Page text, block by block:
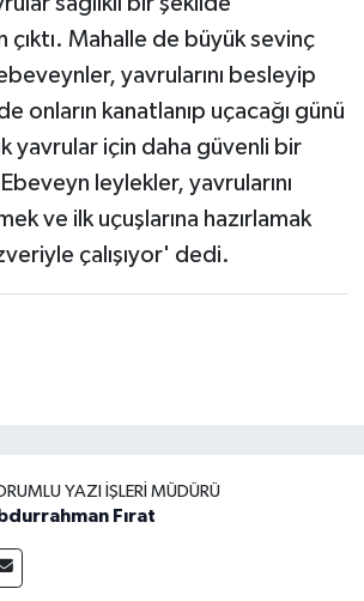
çıktı. Mahalle de büyük sevinç
yavrularını besleyip
onların kanatlanıp uçacağı günü
yavrular için daha güvenli bir
leylekler, yavrularını
ve ilk uçuşlarına hazırlamak
çalışıyor' dedi.
YAZI İŞLERI MÜDÜRÜ
Fırat